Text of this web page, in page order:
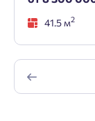
41.5 м2